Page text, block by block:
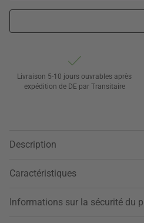
Livraison 5-10 jours ouvrables après
expédition de DE par Transitaire
Description
Caractéristiques
Informations sur la sécurité du